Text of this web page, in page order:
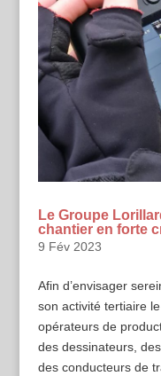
Le Groupe
chantier en forte
9 Fév 2023
Afin d’envisager
son activité tertiaire
opérateurs de
des dessinateurs,
des conducteurs de